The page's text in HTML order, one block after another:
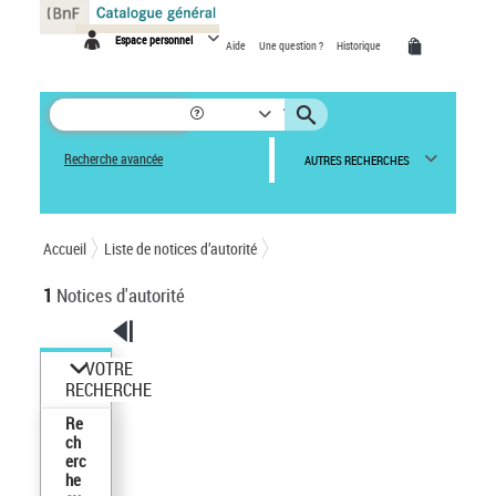
Espace personnel Aide Une question ? Historique
Recherche avancée AUTRES RECHERCHES
Accueil Liste de notices d’autorité
1 Notices d'autorité
VOTRE
RECHERCHE
Re
ch
erc
he
Panneau de gestion des cookies